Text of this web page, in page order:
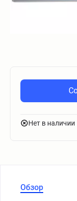
Нет в наличии
Обзор